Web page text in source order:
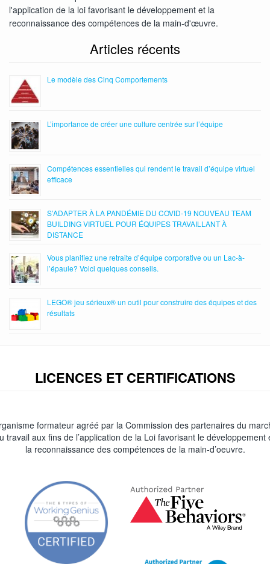
l'application de la loi favorisant le développement et la
reconnaissance des compétences de la main-d'œuvre.
Articles récents
Le modèle des Cinq Comportements
L’importance de créer une culture centrée sur l’équipe
Compétences essentielles qui rendent le travail d’équipe virtuel
efficace
S’ADAPTER À LA PANDÉMIE DU COVID-19 NOUVEAU TEAM
BUILDING VIRTUEL POUR ÉQUIPES TRAVAILLANT À
DISTANCE
Vous planifiez une retraite d’équipe corporative ou un Lac-à-
l’épaule? Voici quelques conseils.
LEGO® jeu sérieux® un outil pour construire des équipes et des
résultats
LICENCES ET CERTIFICATIONS
formateur agréé par la Commission des partenaires du
travail aux fins de l’application de la Loi favorisant le développement
la reconnaissance des compétences de la main-d’oeuvre.